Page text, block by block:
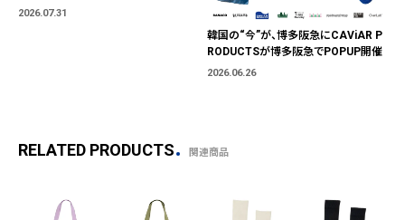
「BLUE MARKET」が横浜に。ブランド
2026.07.31
韓国の“今”が、博多阪急にCAViAR P
RODUCTSが博多阪急でPOPUP開催
2026.06.26
RELATED PRODUCTS 関連商品